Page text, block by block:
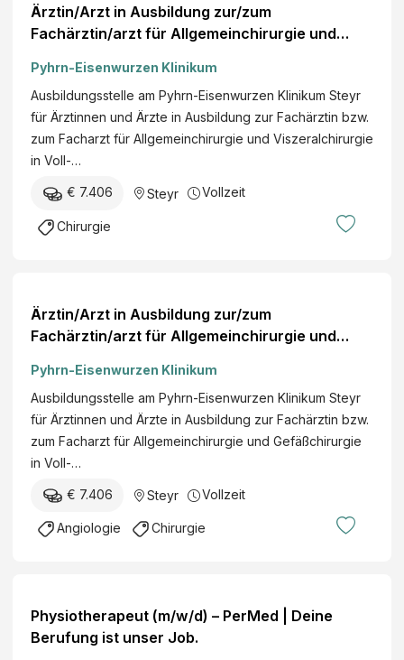
Ärztin/Arzt in Ausbildung zur/zum
Fachärztin/arzt für Allgemeinchirurgie und
Pyhrn-Eisenwurzen Klinikum
Ausbildungsstelle am Pyhrn-Eisenwurzen Klinikum Steyr
für Ärztinnen und Ärzte in Ausbildung zur Fachärztin bzw.
zum Facharzt für Allgemeinchirurgie und Viszeralchirurgie
in Voll-…
€ 7.406 Steyr Vollzeit
Chirurgie
Ärztin/Arzt in Ausbildung zur/zum
Fachärztin/arzt für Allgemeinchirurgie und
Pyhrn-Eisenwurzen Klinikum
Ausbildungsstelle am Pyhrn-Eisenwurzen Klinikum Steyr
für Ärztinnen und Ärzte in Ausbildung zur Fachärztin bzw.
zum Facharzt für Allgemeinchirurgie und Gefäßchirurgie
in Voll-…
€ 7.406 Steyr Vollzeit
Angiologie Chirurgie
Physiotherapeut (m/w/d) – PerMed | Deine
Berufung ist unser Job.